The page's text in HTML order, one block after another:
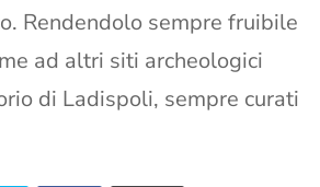
Rendendolo sempre fruibile
ad altri siti archeologici
di Ladispoli, sempre curati